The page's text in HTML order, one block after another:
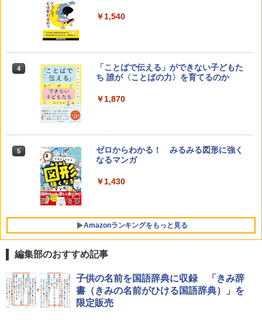
￥1,540
4
「ことばで伝える」ができない子どもた
ち 誰が〈ことばの力〉を育てるのか
￥1,870
5
ゼロからわかる！ みるみる図形に強く
なるマンガ
￥1,430
Amazonランキングをもっと見る
1
Amazon Fire HD 10 キッズモデル (10イ
ンチ) ピンク 対象年齢3歳から 数千点の
キッズコンテンツが1年間使い放題
1
タッチペンで音が聞ける!はじめてずかん
1000 英語つき ([バラエティ])
￥5,478
1
ThinkFun ボードゲーム 「サーキット・
メイズ」 配線回路をプログラミングする
日本語説明書付 8歳~ 76341 誕生日 クリ
スマス
編集部のおすすめ記事
子供の名前を国語辞典に収録 「きみ辞
書（きみの名前がひける国語辞典）」を
限定販売